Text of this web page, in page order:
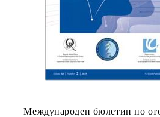
Международен бюлетин по